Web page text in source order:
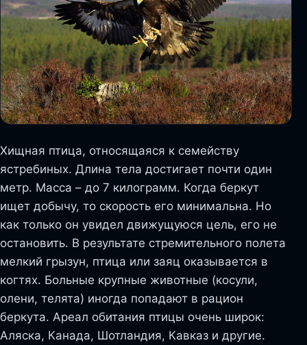
Хищная птица, относящаяся к семейству
ястребиных. Длина тела достигает почти один
метр. Масса – до 7 килограмм. Когда беркут
ищет добычу, то скорость его минимальна. Но
как только он увидел движущуюся цель, его не
остановить. В результате стремительного полета
мелкий грызун, птица или заяц оказывается в
когтях. Больные крупные животные (косули,
олени, телята) иногда попадают в рацион
беркута. Ареал обитания птицы очень широк:
Аляска, Канада, Шотландия, Кавказ и другие.